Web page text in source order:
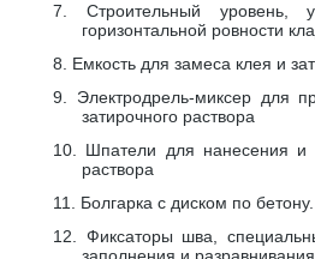
7. Строительный уровень,
горизонтальной ровности
8. Емкость для замеса клея и
9. Электродрель-миксер для
затирочного раствора
10. Шпатели для нанесения и
раствора
11. Болгарка с диском по бетону.
12. Фиксаторы шва,